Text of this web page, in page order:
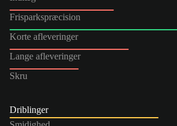
Frisparkspræcision
Korte afleveringer
Lange afleveringer
Skru
Driblinger